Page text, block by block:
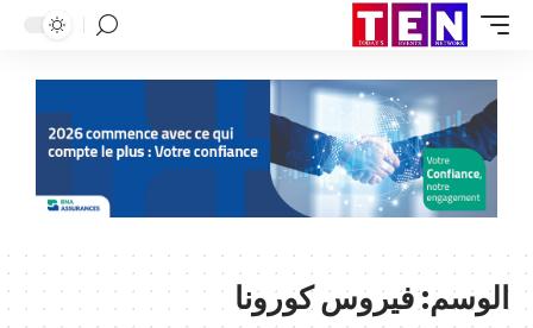
الوسم:فيروس كورونا